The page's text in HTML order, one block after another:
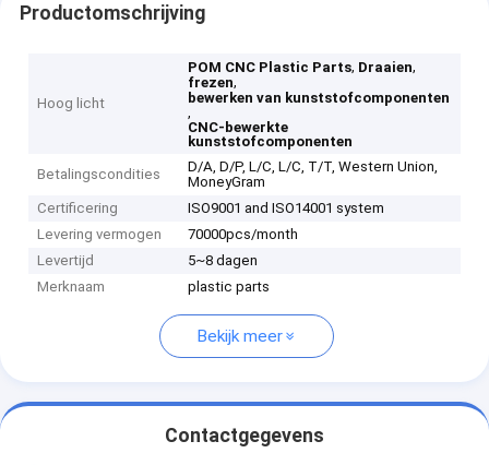
Productomschrijving
Hoog licht
POM CNC Plastic Parts, Draaien,
frezen,
bewerken van kunststofcomponenten
,
CNC-bewerkte
kunststofcomponenten
Betalingscondities
D/A, D/P, L/C, L/C, T/T, Western Union,
MoneyGram
Certificering
ISO9001 and ISO14001 system
Levering vermogen
70000pcs/month
Levertijd
5~8 dagen
Merknaam
plastic parts
Bekijk meer
Contactgegevens